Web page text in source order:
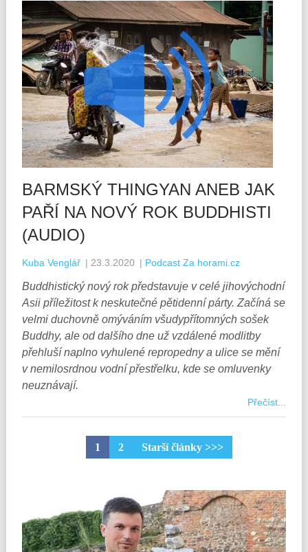
BARMSKÝ THINGYAN ANEB JAK
PAŘÍ NA NOVÝ ROK BUDDHISTI
(AUDIO)
Kuba Venglář | 23.3.2020 | Podcast Za horami.cz
Buddhistický nový rok představuje v celé jihovýchodní
Asii příležitost k neskutečné pětidenní párty. Začíná se
velmi duchovně omýváním všudypřítomných sošek
Buddhy, ale od dalšího dne už vzdálené modlitby
přehluší naplno vyhulené repropedny a ulice se mění
v nemilosrdnou vodní přestřelku, kde se omluvenky
neuznávají.
Přečíst...
1 2 Starší články >>>